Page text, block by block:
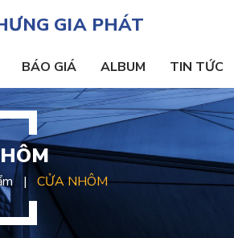
GIA PHÁT
BÁO GIÁ ALBUM TIN TỨC
CỬA NHÔM